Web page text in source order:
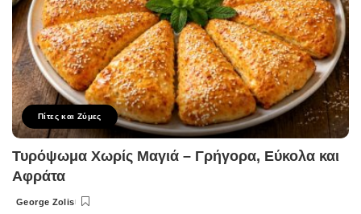
Πίτες και Ζύμες
Τυρόψωμα Χωρίς Μαγιά – Γρήγορα, Εύκολα και
Αφράτα
Posted
George Zolis